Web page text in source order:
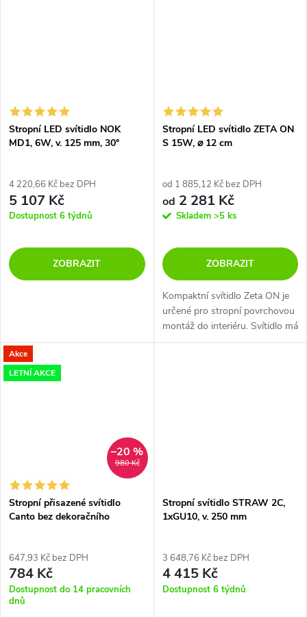
Stropní LED svítidlo NOK
MD1, 6W, v. 125 mm, 30°
4 220,66 Kč bez DPH
5 107 Kč
Dostupnost 6 týdnů
ZOBRAZIT
Stropní LED svítidlo ZETA ON
S 15W, ⌀ 12 cm
od 1 885,12 Kč bez DPH
od 2 281 Kč
Skladem >5 ks
ZOBRAZIT
Kompaktní svítidlo Zeta ON je
určené pro stropní povrchovou
montáž do interiéru. Svítidlo má
prizmatický difuzor. Světelný
Akce
LETNÍ AKCE
980 Kč
–20 %
Stropní přisazené svítidlo
Canto bez dekoračního
647,93 Kč bez DPH
784 Kč
Dostupnost do 14 pracovních
dnů
Stropní svítidlo STRAW 2C,
1xGU10, v. 250 mm
3 648,76 Kč bez DPH
4 415 Kč
Dostupnost 6 týdnů